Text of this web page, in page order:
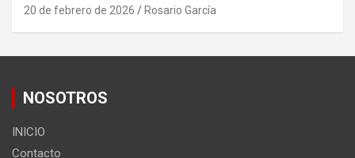
20 de febrero de 2026 Rosario García
NOSOTROS
INICIO
Contacto